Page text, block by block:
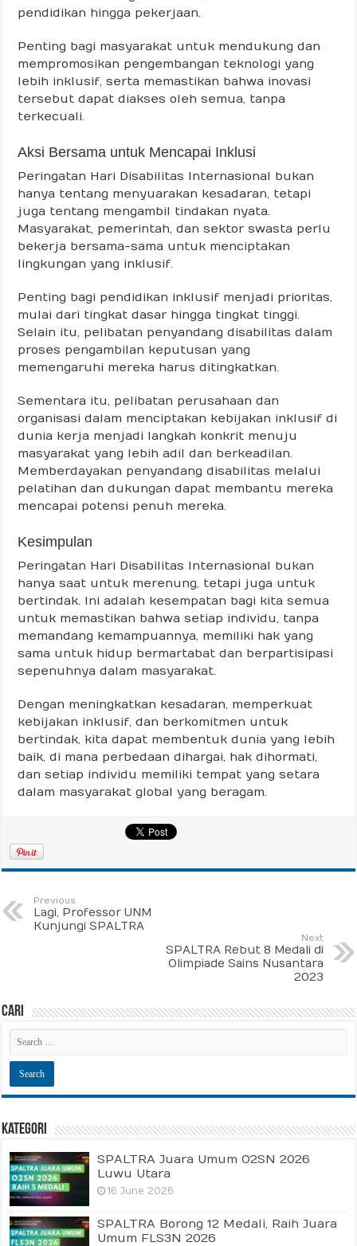
pendidikan hingga pekerjaan.
Penting bagi masyarakat untuk mendukung dan
mempromosikan pengembangan teknologi yang
lebih inklusif, serta memastikan bahwa inovasi
tersebut dapat diakses oleh semua, tanpa
terkecuali.
Aksi Bersama untuk Mencapai Inklusi
Peringatan Hari Disabilitas Internasional bukan
hanya tentang menyuarakan kesadaran, tetapi
juga tentang mengambil tindakan nyata.
Masyarakat, pemerintah, dan sektor swasta perlu
bekerja bersama-sama untuk menciptakan
lingkungan yang inklusif.
Penting bagi pendidikan inklusif menjadi prioritas,
mulai dari tingkat dasar hingga tingkat tinggi.
Selain itu, pelibatan penyandang disabilitas dalam
proses pengambilan keputusan yang
memengaruhi mereka harus ditingkatkan.
Sementara itu, pelibatan perusahaan dan
organisasi dalam menciptakan kebijakan inklusif di
dunia kerja menjadi langkah konkrit menuju
masyarakat yang lebih adil dan berkeadilan.
Memberdayakan penyandang disabilitas melalui
pelatihan dan dukungan dapat membantu mereka
mencapai potensi penuh mereka.
Kesimpulan
Peringatan Hari Disabilitas Internasional bukan
hanya saat untuk merenung, tetapi juga untuk
bertindak. Ini adalah kesempatan bagi kita semua
untuk memastikan bahwa setiap individu, tanpa
memandang kemampuannya, memiliki hak yang
sama untuk hidup bermartabat dan berpartisipasi
sepenuhnya dalam masyarakat.
Dengan meningkatkan kesadaran, memperkuat
kebijakan inklusif, dan berkomitmen untuk
bertindak, kita dapat membentuk dunia yang lebih
baik, di mana perbedaan dihargai, hak dihormati,
dan setiap individu memiliki tempat yang setara
dalam masyarakat global yang beragam.
Previous
Lagi, Professor UNM
Kunjungi SPALTRA
Next
SPALTRA Rebut 8 Medali di
Olimpiade Sains Nusantara
2023
Cari
Kategori
SPALTRA Juara Umum O2SN 2026
Luwu Utara
16 June 2026
SPALTRA Borong 12 Medali, Raih Juara
Umum FLS3N 2026